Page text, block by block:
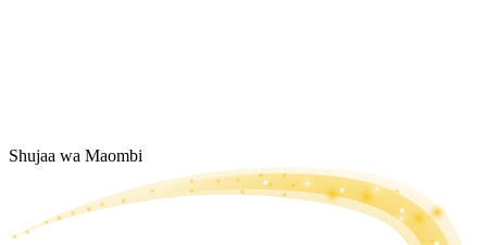
Shujaa wa Maombi